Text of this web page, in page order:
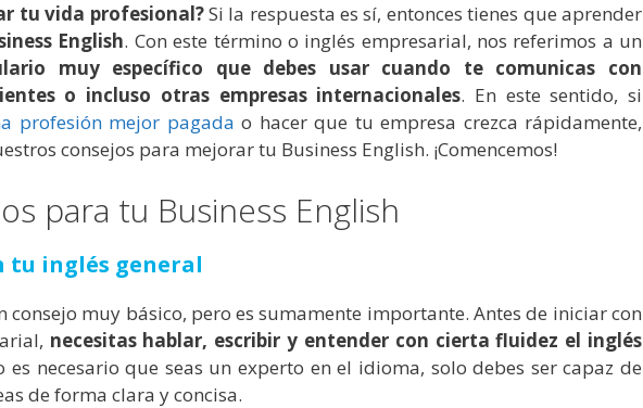
tu vida profesional?Si la respuesta es sí, entonces tienes que aprender
English. Con este término o inglés empresarial, nos referimos a un
muy específico que debes usar cuando te comunicas con
o incluso otras empresas internacionales. En este sentido, si
profesión mejor pagada o hacer que tu empresa crezca rápidamente,
consejos para mejorar tu Business English. ¡Comencemos!
para tu Business English
tu inglés general
consejo muy básico, pero es sumamente importante. Antes de iniciar con
necesitas hablar, escribir y entender con cierta fluidez el inglés
es necesario que seas un experto en el idioma, solo debes ser capaz de
de forma clara y concisa.